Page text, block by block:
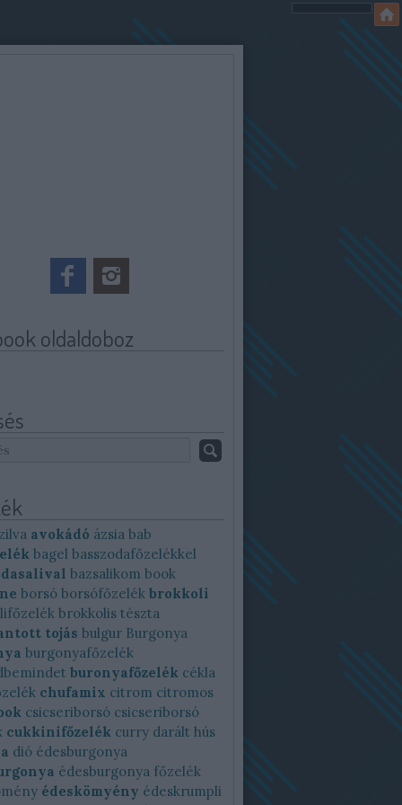
oldaldoboz
avokádó ázsia bab
bagel basszodafőzelékkel
bazsalikom book
borsó borsófőzelék brokkoli
brokkolis tészta
tojás bulgur Burgonya
burgonyafőzelék
buronyafőzelék cékla
chufamix citrom citromos
csicseriborsó csicseriborsó
cukkinifőzelék curry darált hús
dió édesburgonya
édesburgonya főzelék
édeskömyény édeskrumpli